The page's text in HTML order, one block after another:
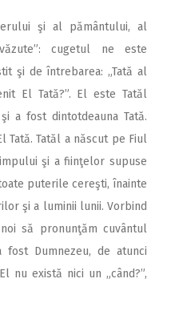
şi al pământului, al
cugetul ne este
şi de întrebarea: „Tată al
El Tată?”. El este Tatăl
a fost dintotdeauna Tată.
Tată. Tatăl a născut pe Fiul
şi a fiinţelor supuse
puterile cereşti, înainte
şi a luminii lunii. Vorbind
să pronunţăm cuvântul
fost Dumnezeu, de atunci
nu există nici un „când?”,